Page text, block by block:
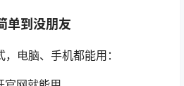
单到没朋友
电脑、手机都能用：